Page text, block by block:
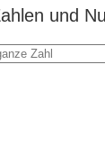
und